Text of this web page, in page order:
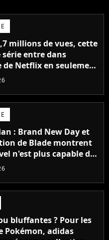
millions de vues, cette
entre dans
Netflix en seulement
: Brand New Day et
de Blade montrent
n'est plus capable de
que ce soit de simple
bluffantes ? Pour les
Pokémon, adidas